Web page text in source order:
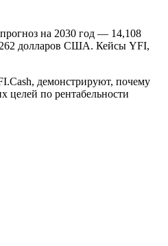
на 2030 год — 14,108
долларов США. Кейсы YFI,
демонстрируют, почему
целей по рентабельности